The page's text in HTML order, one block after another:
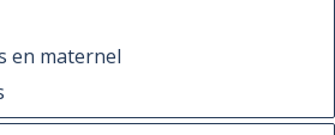
en maternel